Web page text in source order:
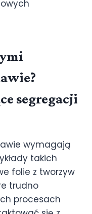
segregacji
wymagają
takich
folie z tworzyw
trudno
procesach